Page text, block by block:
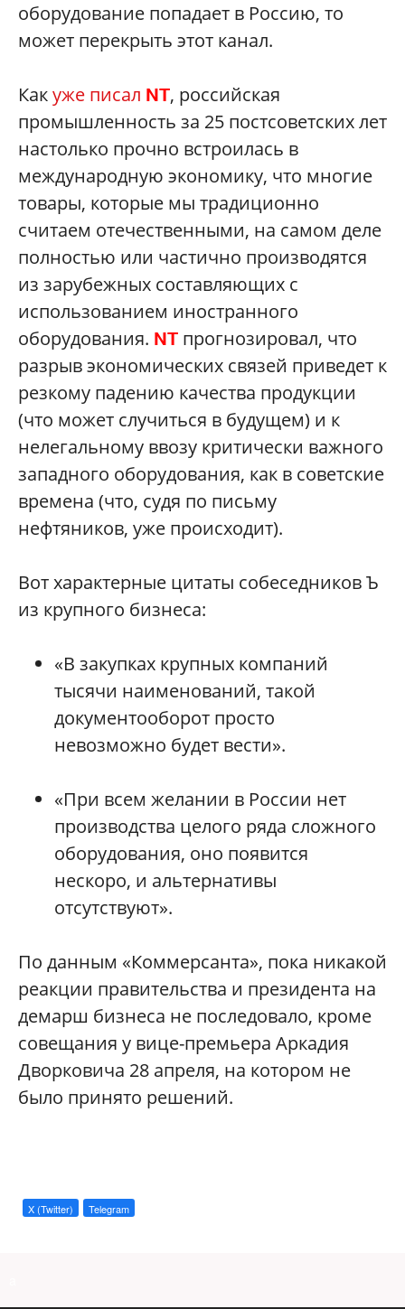
оборудование попадает в Россию, то
может перекрыть этот канал.
Какуже писал NT, российская
промышленность за 25 постсоветских лет
настолько прочно встроилась в
международную экономику, что многие
товары, которые мы традиционно
считаем отечественными, на самом деле
полностью или частично производятся
из зарубежных составляющих с
использованием иностранного
оборудования. NT прогнозировал, что
разрыв экономических связей приведет к
резкому падению качества продукции
(что может случиться в будущем) и к
нелегальному ввозу критически важного
западного оборудования, как в советские
времена (что, судя по письму
нефтяников, уже происходит).
Вот характерные цитаты собеседников Ъ
из крупного бизнеса:
«В закупках крупных компаний
тысячи наименований, такой
документооборот просто
невозможно будет вести».
«При всем желании в России нет
производства целого ряда сложного
оборудования, оно появится
нескоро, и альтернативы
отсутствуют».
По данным «Коммерсанта», пока никакой
реакции правительства и президента на
демарш бизнеса не последовало, кроме
совещания у вице-премьера Аркадия
Дворковича 28 апреля, на котором не
было принято решений.
X (Twitter) Telegram